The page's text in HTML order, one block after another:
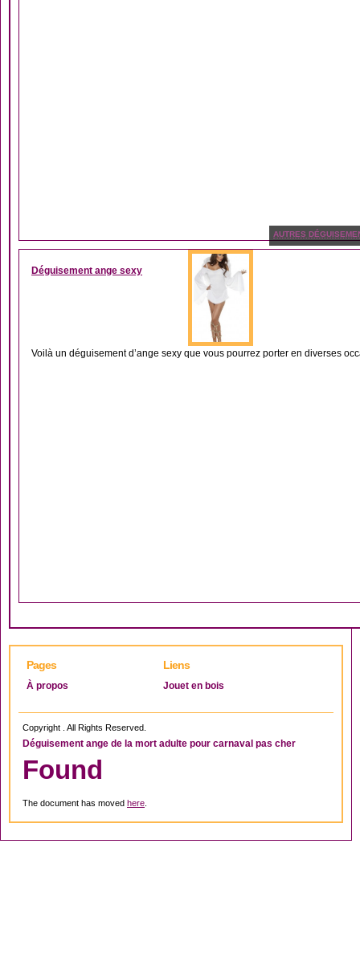
AUTRES
Déguisement ange sexy
Voilà un déguisement d’ange sexy que vous pourrez porter en diverses
Pages
À propos
Liens
Jouet en bois
Copyright . All Rights Reserved.
Déguisement ange de la mort adulte pour carnaval pas cher
Found
The document has moved here